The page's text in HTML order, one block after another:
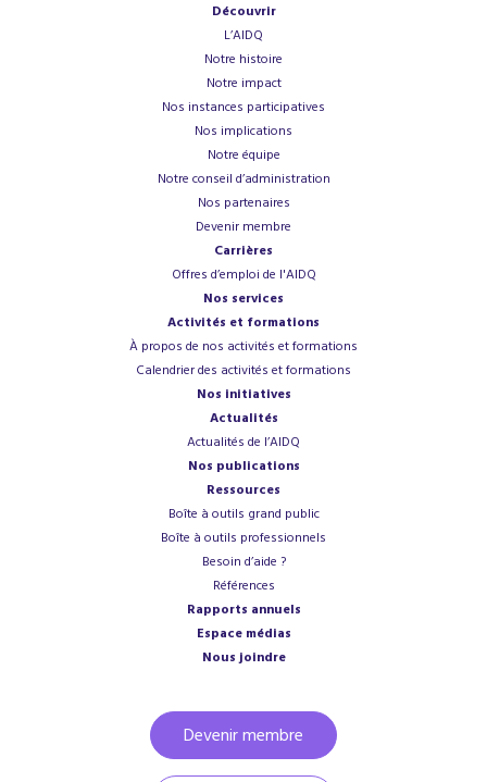
Découvrir
L’AIDQ
Notre histoire
Notre impact
Nos instances participatives
Nos implications
Notre équipe
Notre conseil d’administration
Nos partenaires
Devenir membre
Carrières
Offres d’emploi de l'AIDQ
Nos services
Activités et formations
À propos de nos activités et formations
Calendrier des activités et formations
Nos initiatives
Actualités
Actualités de l’AIDQ
Nos publications
Ressources
Boîte à outils grand public
Boîte à outils professionnels
Besoin d’aide ?
Références
Rapports annuels
Espace médias
Nous joindre
Devenir membre